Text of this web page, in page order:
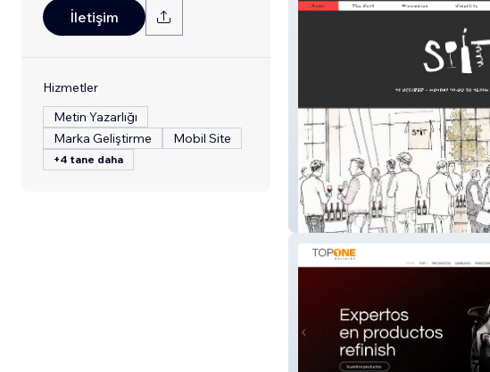
İletişim
Hizmetler
Metin Yazarlığı
Marka Geliştirme
Mobil Site
+4 tane daha
spit